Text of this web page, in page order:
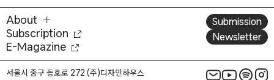
About
Subscription
E-Magazine
Submission
Newsletter
서울시 중구 동호로 272 (주)디자인하우스